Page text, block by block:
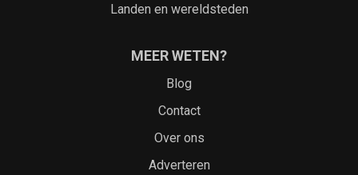
Landen en wereldsteden
MEER WETEN?
Blog
Contact
Over ons
Adverteren